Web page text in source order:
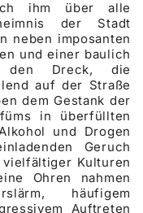
ihm über alle
der Stadt
neben imposanten
und einer baulich
den Dreck, die
auf der Straße
dem Gestank der
in überfüllten
und Drogen
Geruch
Kulturen
Ohren nahmen
häufigem
Auftreten